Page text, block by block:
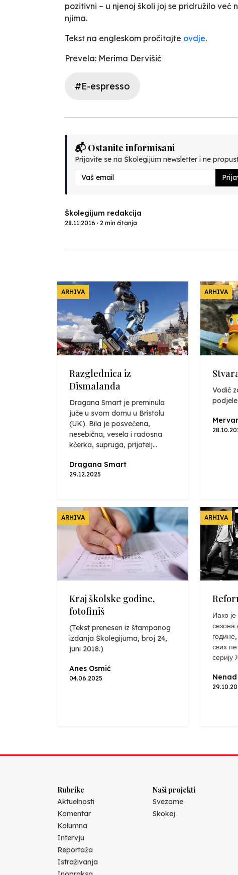
pozitivni – u njenoj školi joj se pridružilo
njima.
Tekst na engleskom pročitajte ovdje.
Prevela: Merima Dervišić
#E-espresso
📬 Ostanite informisani
Prijavite se na Školegijum newsletter i ne
Školegijum redakcija
28.11.2016 · 2 min čitanja
ARHIVA
Razglednica iz
Dismalanda
Dragana Smart je preminula
juče u svom domu u Bristolu
(UK). Bila je posvećena,
nesebična, vesela i radosna
kćerka, supruga, prijatelj...
Dragana Smart
29.12.2025
ARHIVA
Vodič
ARHIVA
Kraj školske godine,
fotofiniš
(Tekst prenesen iz štampanog
izdanja Školegijuma, broj 24,
juni 2018.)
Anes Osmić
04.06.2025
ARHIVA
Иако
сезона
свих
серију
Rubrike
Aktuelnosti
Komentar
Kolumna
Intervju
Reportaža
Istraživanja
Naši projekti
Svezame
Skokej